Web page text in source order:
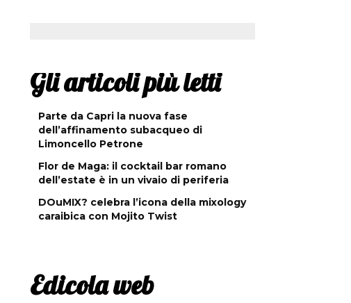
Gli articoli più letti
Parte da Capri la nuova fase
dell’affinamento subacqueo di
Limoncello Petrone
Flor de Maga: il cocktail bar romano
dell’estate è in un vivaio di periferia
DOuMIX? celebra l’icona della mixology
caraibica con Mojito Twist
Edicola web